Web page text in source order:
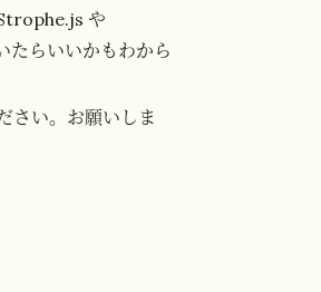
や
たらいいかもわから
さい。お願いしま